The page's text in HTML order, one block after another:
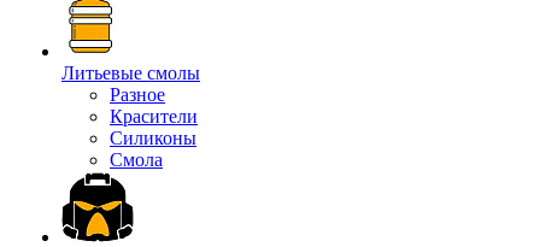
Литьевые смолы
Разное
Красители
Силиконы
Смола